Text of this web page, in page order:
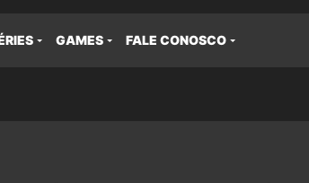
GAMES FALE CONOSCO